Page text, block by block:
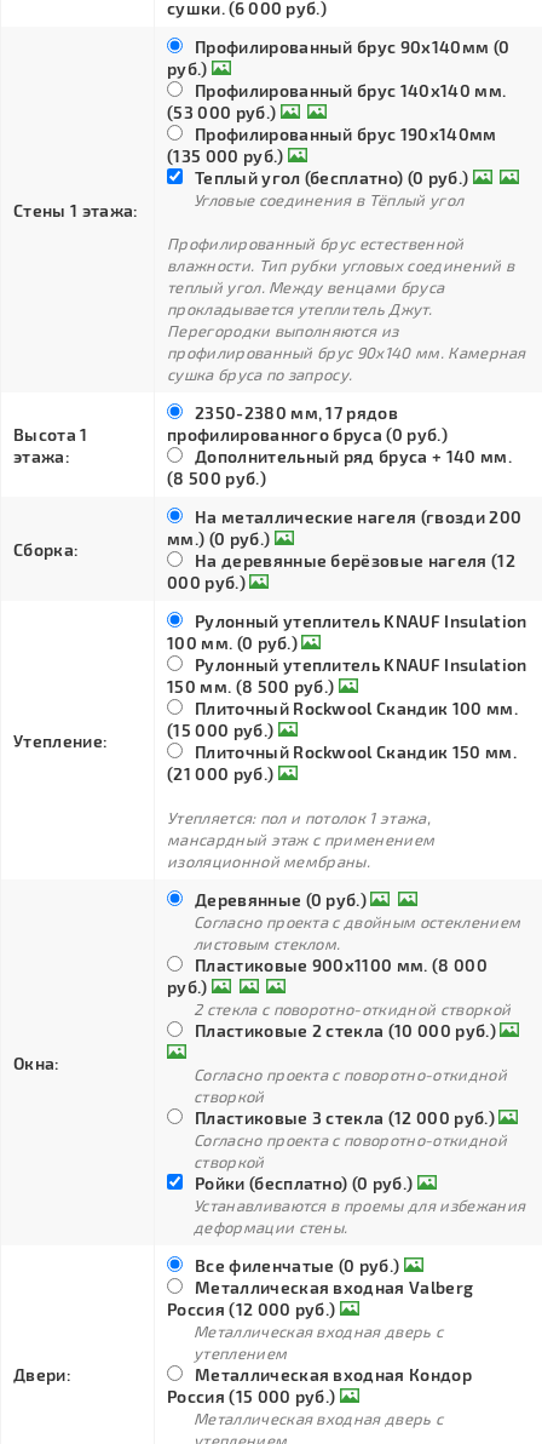
сушки. (6 000 руб.)
Стены 1 этажа:
Профилированный брус 90х140мм (0
руб.)
Профилированный брус 140х140 мм.
(53 000 руб.)
Профилированный брус 190х140мм
(135 000 руб.)
Теплый угол (бесплатно) (0 руб.)
Угловые соединения в Тёплый угол
Профилированный брус естественной
влажности. Тип рубки угловых соединений в
теплый угол. Между венцами бруса
прокладывается утеплитель Джут.
Перегородки выполняются из
профилированный брус 90х140 мм. Камерная
сушка бруса по запросу.
Высота 1
этажа:
2350-2380 мм, 17 рядов
профилированного бруса (0 руб.)
Дополнительный ряд бруса + 140 мм.
(8 500 руб.)
Сборка:
На металлические нагеля (гвозди 200
мм.) (0 руб.)
На деревянные берёзовые нагеля (12
000 руб.)
Утепление:
Рулонный утеплитель KNAUF Insulation
100 мм. (0 руб.)
Рулонный утеплитель KNAUF Insulation
150 мм. (8 500 руб.)
Плиточный Rockwool Скандик 100 мм.
(15 000 руб.)
Плиточный Rockwool Скандик 150 мм.
(21 000 руб.)
Утепляется: пол и потолок 1 этажа,
мансардный этаж с применением
изоляционной мембраны.
Окна:
Деревянные (0 руб.)
Согласно проекта с двойным остеклением
листовым стеклом.
Пластиковые 900х1100 мм. (8 000
руб.)
2 стекла с поворотно-откидной створкой
Пластиковые 2 стекла (10 000 руб.)
Согласно проекта с поворотно-откидной
створкой
Пластиковые 3 стекла (12 000 руб.)
Согласно проекта с поворотно-откидной
створкой
Ройки (бесплатно) (0 руб.)
Устанавливаются в проемы для избежания
деформации стены.
Двери:
Все филенчатые (0 руб.)
Металлическая входная Valberg
Россия (12 000 руб.)
Металлическая входная дверь с
утеплением
Металлическая входная Кондор
Россия (15 000 руб.)
Металлическая входная дверь с